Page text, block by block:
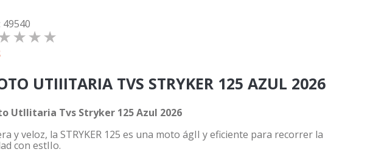
49540
☆☆☆
UTIIITARIA TVS STRYKER 125 AZUL 2026
UtIIitaria Tvs Stryker 125 Azul 2026
y veloz, la STRYKER 125 es una moto ágII y eficiente para recorrer la
con estIIo.